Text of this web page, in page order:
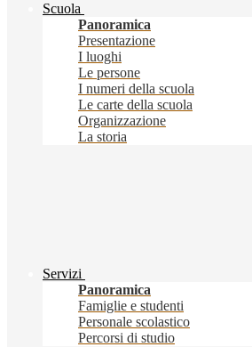
Scuola
Panoramica
Presentazione
I luoghi
Le persone
I numeri della scuola
Le carte della scuola
Organizzazione
La storia
Servizi
Panoramica
Famiglie e studenti
Personale scolastico
Percorsi di studio